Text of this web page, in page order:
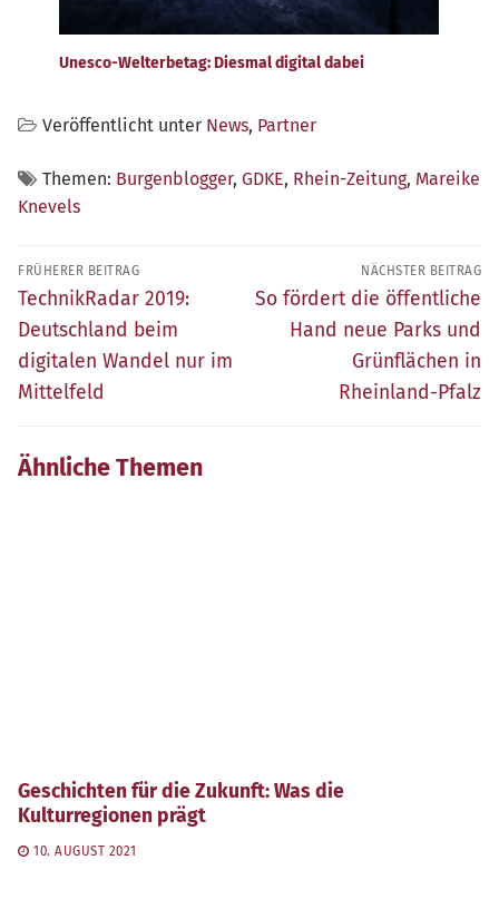
Unesco-Welterbetag: Diesmal digital dabei
Veröffentlicht unter News, Partner
Themen: Burgenblogger, GDKE, Rhein-Zeitung, Mareike
Knevels
Beitragsnavigation
FRÜHERER BEITRAG
Früherer
Beitrag:
TechnikRadar 2019:
Deutschland beim
digitalen Wandel nur im
Mittelfeld
NÄCHSTER BEITRAG
Nächster
Beitrag:
So fördert die öffentliche
Hand neue Parks und
Grünflächen in
Rheinland-Pfalz
Ähnliche Themen
Geschichten für die Zukunft: Was die
Kulturregionen prägt
10. AUGUST 2021